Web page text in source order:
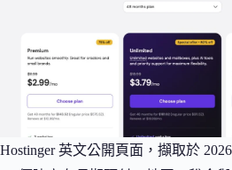
Hostinger 英文公開頁面，擷取於